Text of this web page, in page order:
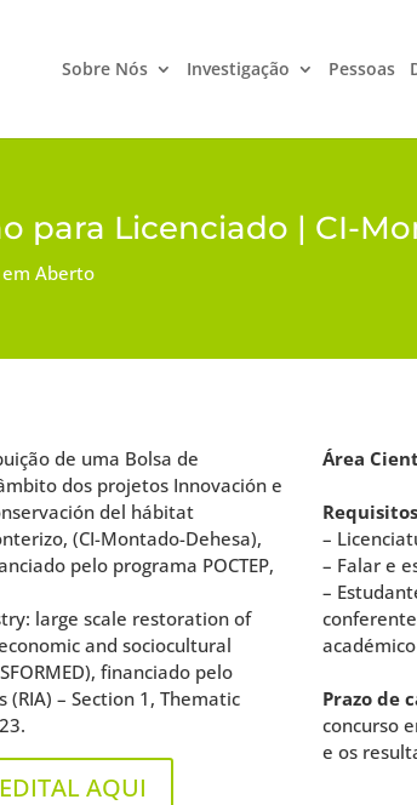
Sobre Nós Investigação Pessoas
para Licenciado | CI-
em Aberto
de uma Bolsa de
dos projetos Innovación e
del hábitat
(CI-Montado-Dehesa),
pelo programa POCTEP,
large scale restoration of
and sociocultural
financiado pelo
(RIA) – Section 1, Thematic
AQUI
Área
–
– Falar e
–
académico
Prazo de
concurso
e os